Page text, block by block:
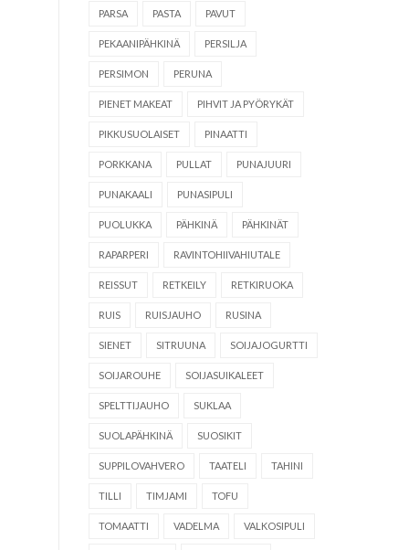
PARSA PASTA PAVUT
PEKAANIPÄHKINÄ PERSILJA
PERSIMON PERUNA
PIENET MAKEAT PIHVIT JA PYÖRYKÄT
PIKKUSUOLAISET PINAATTI
PORKKANA PULLAT PUNAJUURI
PUNAKAALI PUNASIPULI
PUOLUKKA PÄHKINÄ PÄHKINÄT
RAPARPERI RAVINTOHIIVAHIUTALE
REISSUT RETKEILY RETKIRUOKA
RUIS RUISJAUHO RUSINA
SIENET SITRUUNA SOIJAJOGURTTI
SOIJAROUHE SOIJASUIKALEET
SPELTTIJAUHO SUKLAA
SUOLAPÄHKINÄ SUOSIKIT
SUPPILOVAHVERO TAATELI TAHINI
TILLI TIMJAMI TOFU
TOMAATTI VADELMA VALKOSIPULI